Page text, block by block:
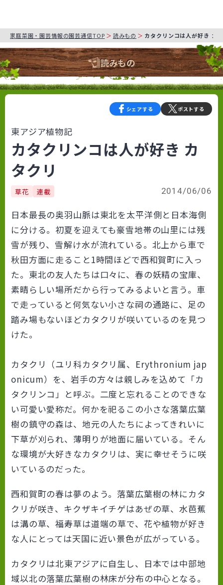
家庭菜園・園芸情報の園芸通信TOP 読みもの カタクリンコは人が好き カ
読みもの
シェアする ポストする
東アジア植物記
カタクリンコは人が好き カ
タクリ
草花 連載 2014/06/06
日本最長の奥羽山脈は東北を太平洋側と日本海側
に分ける。初夏を迎えても豪雪地帯の山里には残
雪が残り、雪解け水が流れている。北上から車で
秋田方面に走ること1時間ほどで西和賀町に入っ
た。東北の友人たちは口々に、春の妖精の宝庫、
素晴らしい場所だから行ってみるよいと言う。車
で走っていると何気ない小さな祠の通路に、足の
踏み場もないほどカタクリが咲いているのを見つ
けた。
カタクリ（ユリ科カタクリ属、Erythronium jap
onicum）を、岩手の方々は親しみを込めて「カ
タクリンコ」と呼ぶ。二度と忘れることのできな
い可愛い愛称だ。何かを祀るこの小さな落葉広葉
樹の鎮守の森は、地元の人たちによってきれいに
下草が刈られ、薄明りが地面に届いている。そん
な環境が大好きなカタクリは、実に幸せそうに咲
いているのだった。
西和賀町の春は夢のよう。落葉広葉樹の林にカタ
クリが咲き、キクザキイチゲはあぜの草、水芭蕉
は溝の草、福寿草は道端の草で、花や植物が好き
な人にとっては天国に近い景色が広がっている。
カタクリは北東アジアに自生し、日本では中部地
域以北の落葉広葉樹の林床が分布の中心となる。